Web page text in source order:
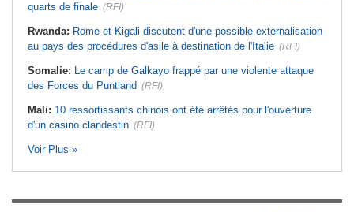
quarts de finale (RFI)
Rwanda: Rome et Kigali discutent d'une possible externalisation
au pays des procédures d'asile à destination de l'Italie (RFI)
Somalie: Le camp de Galkayo frappé par une violente attaque
des Forces du Puntland (RFI)
Mali: 10 ressortissants chinois ont été arrêtés pour l'ouverture
d'un casino clandestin (RFI)
Voir Plus »